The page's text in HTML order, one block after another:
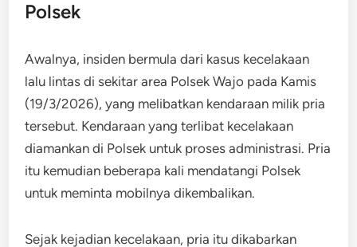
Polsek
Awalnya, insiden bermula dari kasus kecelakaan
lalu lintas di sekitar area Polsek Wajo pada Kamis
(19/3/2026), yang melibatkan kendaraan milik pria
tersebut. Kendaraan yang terlibat kecelakaan
diamankan di Polsek untuk proses administrasi. Pria
itu kemudian beberapa kali mendatangi Polsek
untuk meminta mobilnya dikembalikan.
Sejak kejadian kecelakaan, pria itu dikabarkan